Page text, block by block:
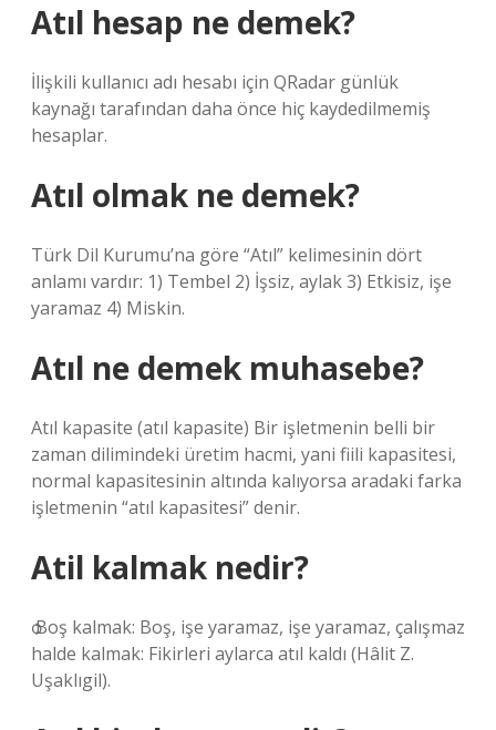
Atıl hesap ne demek?
İlişkili kullanıcı adı hesabı için QRadar günlük
kaynağı tarafından daha önce hiç kaydedilmemiş
hesaplar.
Atıl olmak ne demek?
Türk Dil Kurumu’na göre “Atıl” kelimesinin dört
anlamı vardır: 1) Tembel 2) İşsiz, aylak 3) Etkisiz, işe
yaramaz 4) Miskin.
Atıl ne demek muhasebe?
Atıl kapasite (atıl kapasite) Bir işletmenin belli bir
zaman dilimindeki üretim hacmi, yani fiili kapasitesi,
normal kapasitesinin altında kalıyorsa aradaki farka
işletmenin “atıl kapasitesi” denir.
Atil kalmak nedir?
ѻ Boş kalmak: Boş, işe yaramaz, işe yaramaz, çalışmaz
halde kalmak: Fikirleri aylarca atıl kaldı (Hâlit Z.
Uşaklıgil).